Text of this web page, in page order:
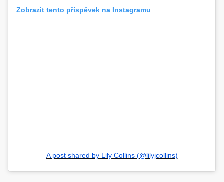
Zobrazit tento příspěvek na Instagramu
A post shared by Lily Collins (@lilyjcollins)